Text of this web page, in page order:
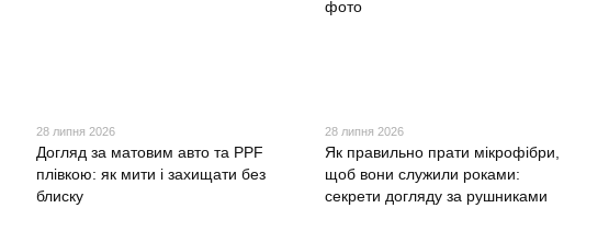
28 липня 2026
Догляд за матовим авто та PPF
плівкою: як мити і захищати без
блиску
28 липня 2026
Як правильно прати мікрофібри,
щоб вони служили роками:
секрети догляду за рушниками